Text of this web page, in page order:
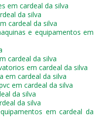
em cardeal da silva
da silva
cardeal da silva
e equipamentos em
cardeal da silva
em cardeal da silva
em cardeal da silva
em cardeal da silva
da silva
da silva
em cardeal da